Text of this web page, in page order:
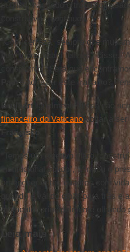
público, não todo o trabalho
construtivo”, continuou.
“Com certeza, sempre que
nem todos ficam felizes”, disse.
construtivo? Será que
Padre ao fazer este trabalho?
Brülhart igualmente disse não
financeiro do Vaticanovoltar a ser
Francisco
“Temos um objetivo claro,
institucional sólido”, afirmou o
preencher estes quadros com
quando é válido olhar para trás
momento, principalmente olhando
Leia mais